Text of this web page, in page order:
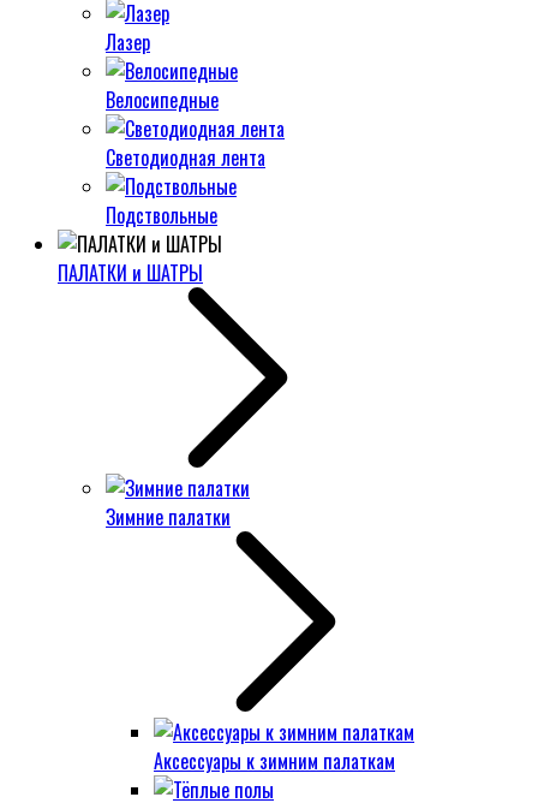
Лазер
Велосипедные
Светодиодная лента
Подствольные
ПАЛАТКИ и ШАТРЫ
Зимние палатки
Аксессуары к зимним палаткам